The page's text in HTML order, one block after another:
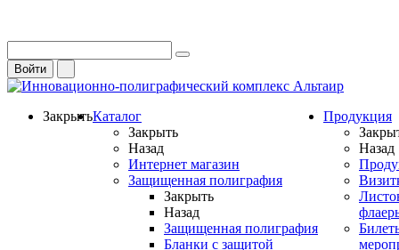
Войти
ЗакрытьКаталог
Закрыть
Назад
Интернет магазин
Защищенная полиграфия
Закрыть
Назад
Защищенная полиграфия
Бланки с защитой
Продукция
Назад